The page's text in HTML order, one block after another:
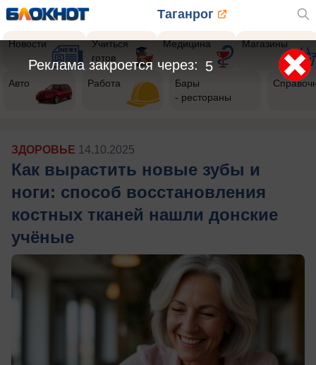
Таганрог
Новости
Учиться
готов
Медицина Магазины
Авто Работа
Бары
- рестораны
ЗДОРОВЬЕ 14.10.2025
Как вырастить новые зубы и
ноги: способ восстановления
костных тканей нашли донские
учёные
2
Реклама закроется через: